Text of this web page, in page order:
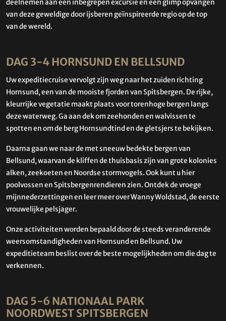
deelnemen aan een inbegrepen excursie en een glimp opvangen
van deze geweldige door ijsberen geïnspireerde regio op de top
van de wereld.
DAG 3-4 HORNSUND EN BELLSUND
Uw expeditiecruise vervolgt zijn weg naar het zuiden richting
Hornsund, een van de mooiste fjorden van Spitsbergen. De rijke,
kleurrijke vegetatie maakt plaats voor torenhoge bergen langs
deze waterweg. Ga aan dek om zeehonden en walvissen te
spotten en om de berg Hornsundtind en de gletsjers te bekijken.
Daarna gaan we naar de met sneeuw bedekte bergen van
Bellsund, waarvan de kliffen de thuisbasis zijn van grote kolonies
alken, zeekoeten en Noordse stormvogels. Ook kunt u hier
poolvossen en Spitsbergenrendieren zien. Ontdek de vroege
mijnnederzettingen en leer meer over Wanny Woldstad, de eerste
vrouwelijke pelsjager.
Onze activiteiten worden bepaald door de steeds veranderende
weersomstandigheden van Hornsund en Bellsund. Uw
expeditieteam beslist over de beste mogelijkheden om die dag te
verkennen.
DAG 5-6 NATIONAAL PARK
NOORDWEST SPITSBERGEN